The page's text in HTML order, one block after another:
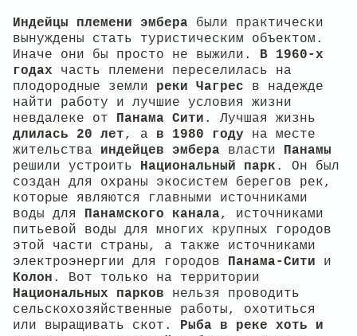
Индейцы племени эмбера были практически
вынуждены стать туристическим объектом.
Иначе они бы просто не выжили. В 1960-х
годах часть племени переселилась на
плодородные земли реки Чагрес в надежде
найти работу и лучшие условия жизни
невдалеке от Панама Сити . Лучшая жизнь
длилась 20 лет, а в 1980 году на месте
жительства индейцев эмбера власти Панамы
решили устроить Национальный парк . Он был
создан для охраны экосистем берегов рек,
которые являются главными источниками
воды для Панамского канала, источниками
питьевой воды для многих крупных городов
этой части страны, а также источниками
электроэнергии для городов Панама-Сити и
Колон . Вот только на территории
Национальных парков нельзя проводить
сельскохозяйственные работы, охотиться
или выращивать скот. Рыба в реке хоть и